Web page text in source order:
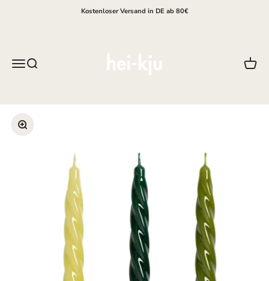
Kostenloser Versand in DE ab 80€
MenüSuche
Bild vergrößern